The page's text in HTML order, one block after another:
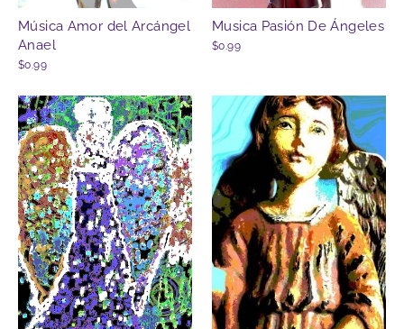
Música Amor del Arcángel
Anael
$0.99
Musica Pasión De Ángeles
$0.99